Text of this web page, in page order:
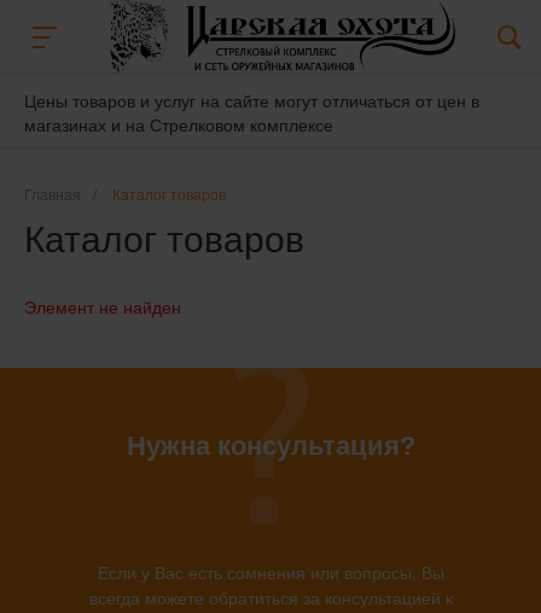
Цены товаров и услуг на сайте могут отличаться от цен в
магазинах и на Стрелковом комплексе
Главная Каталог товаров
Каталог товаров
Элемент не найден
Нужна консультация?
Если у Вас есть сомнения или вопросы, Вы
всегда можете обратиться за консультацией к